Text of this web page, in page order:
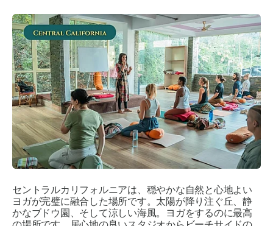
セントラルカリフォルニアは、穏やかな自然と心地よい
ヨガが完璧に融合した場所です。太陽が降り注ぐ丘、静
かなブドウ園、そして涼しい海風。ヨガをするのに最高